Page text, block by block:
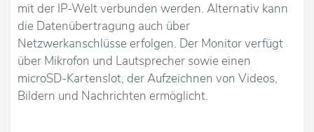
mit der IP-Welt verbunden werden. Alternativ kann
die Datenübertragung auch über
Netzwerkanschlüsse erfolgen. Der Monitor verfügt
über Mikrofon und Lautsprecher sowie einen
microSD-Kartenslot, der Aufzeichnen von Videos,
Bildern und Nachrichten ermöglicht.
s
S
e